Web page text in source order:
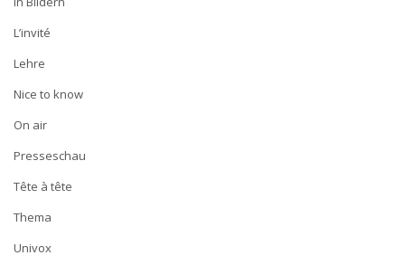
L’invité
Lehre
Nice to know
On air
Presseschau
Tête à tête
Thema
Univox